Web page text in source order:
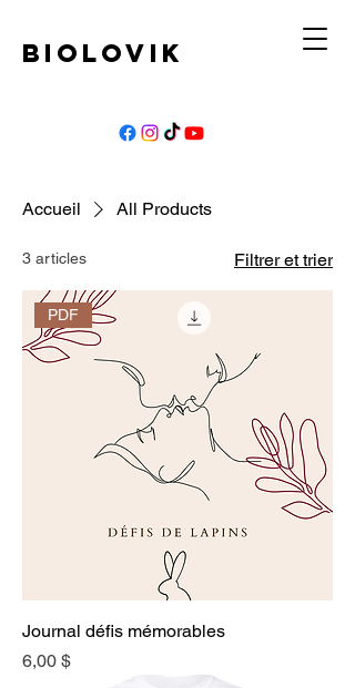
BIOLOVIK
Accueil All Products
3 articles Filtrer et trier
PDF
Journal défis mémorables
Prix
6,00 $